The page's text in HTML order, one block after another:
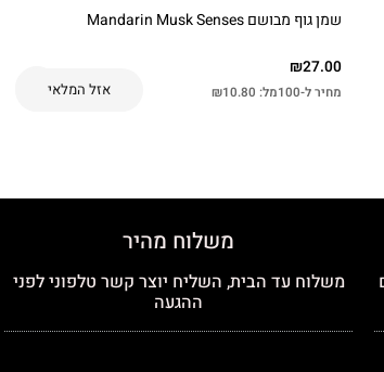
שמן גוף מבושם Mandarin Musk Senses
₪27.00
מחיר ל-100מל: ₪10.80 אזל המלאי
משלוח מהיר
משלוח עד הבית, השליח יוצר קשר טלפוני לפני
ההגעה